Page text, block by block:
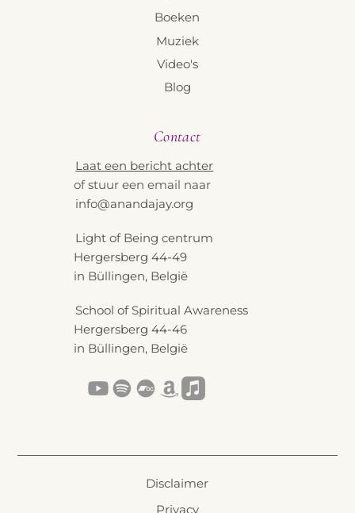
Disclaimer
Privacy
Contact
Laat een bericht achter
of stuur een email naar
info@anandajay.org
Light of Being centrum
Hergersberg 44-49
in Büllingen, België
School of Spiritual Awareness
Hergersberg 44-46
in Büllingen, België
Boeken
Muziek
Video's
Blog